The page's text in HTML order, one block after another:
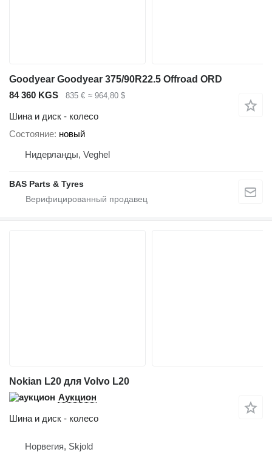
Goodyear Goodyear 375/90R22.5 Offroad ORD
84 360 KGS
835 € ≈ 964,80 $
Шина и диск - колесо
Состояние новый
Нидерланды, Veghel
BAS Parts & Tyres
Nokian L20 для Volvo L20
Аукцион
Шина и диск - колесо
Норвегия, Skjold